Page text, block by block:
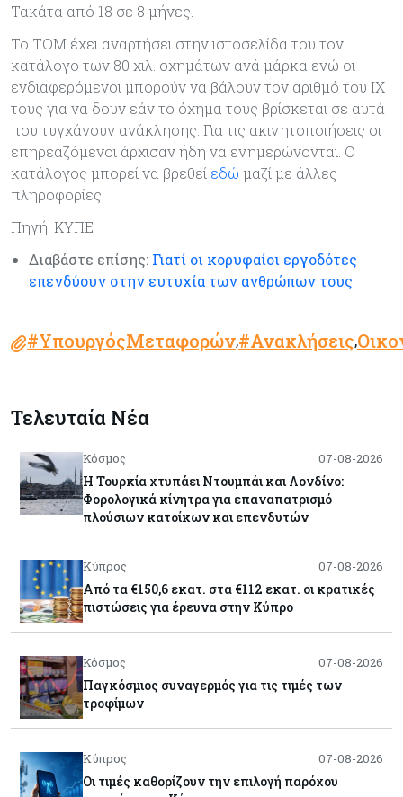
Τακάτα από 18 σε 8 μήνες.
Το ΤΟΜ έχει αναρτήσει στην ιστοσελίδα του τον
κατάλογο των 80 χιλ. οχημάτων ανά μάρκα ενώ οι
ενδιαφερόμενοι μπορούν να βάλουν τον αριθμό του ΙΧ
τους για να δουν εάν το όχημα τους βρίσκεται σε αυτά
που τυγχάνουν ανάκλησης. Για τις ακινητοποιήσεις οι
επηρεαζόμενοι άρχισαν ήδη να ενημερώνονται. Ο
κατάλογος μπορεί να βρεθεί εδώ μαζί με άλλες
πληροφορίες.
Πηγή: ΚΥΠΕ
Διαβάστε επίσης: Γιατί οι κορυφαίοι εργοδότες
επενδύουν στην ευτυχία των ανθρώπων τους
#ΥπουργόςΜεταφορών,#Ανακλήσεις,
Τελευταία Νέα
Κόσμος 07-08-2026
Η Τουρκία χτυπάει Ντουμπάι και Λονδίνο:
Φορολογικά κίνητρα για επαναπατρισμό
πλούσιων κατοίκων και επενδυτών
Κύπρος 07-08-2026
Από τα €150,6 εκατ. στα €112 εκατ. οι κρατικές
πιστώσεις για έρευνα στην Κύπρο
Κόσμος 07-08-2026
Παγκόσμιος συναγερμός για τις τιμές των
τροφίμων
Κύπρος 07-08-2026
Οι τιμές καθορίζουν την επιλογή παρόχου